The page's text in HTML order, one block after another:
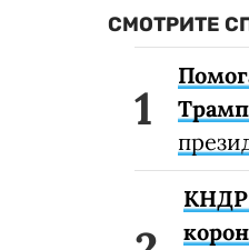
СМОТРИТЕ
КНДР